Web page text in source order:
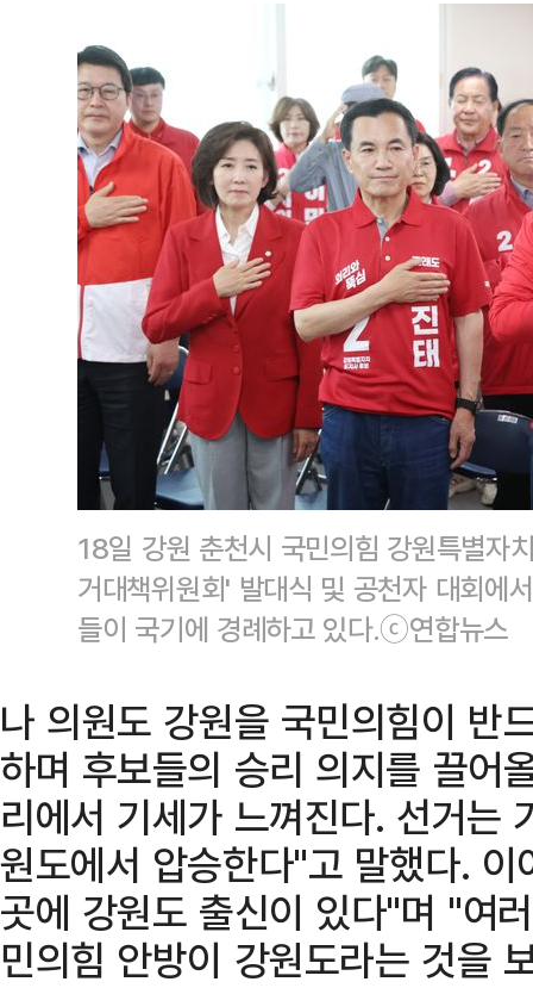
18일 강원 춘천시 국민의힘 강원특별자
거대책위원회' 발대식 및 공천자 대회에
들이 국기에 경례하고 있다.ⓒ연합뉴스
나 의원도 강원을 국민의힘이 반
하며 후보들의 승리 의지를 끌어
리에서 기세가 느껴진다. 선거는
원도에서 압승한다"고 말했다.
곳에 강원도 출신이 있다"며 "여
민의힘 안방이 강원도라는 것을